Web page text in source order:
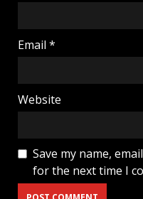
Email *
Website
Save my name,
for the next time I